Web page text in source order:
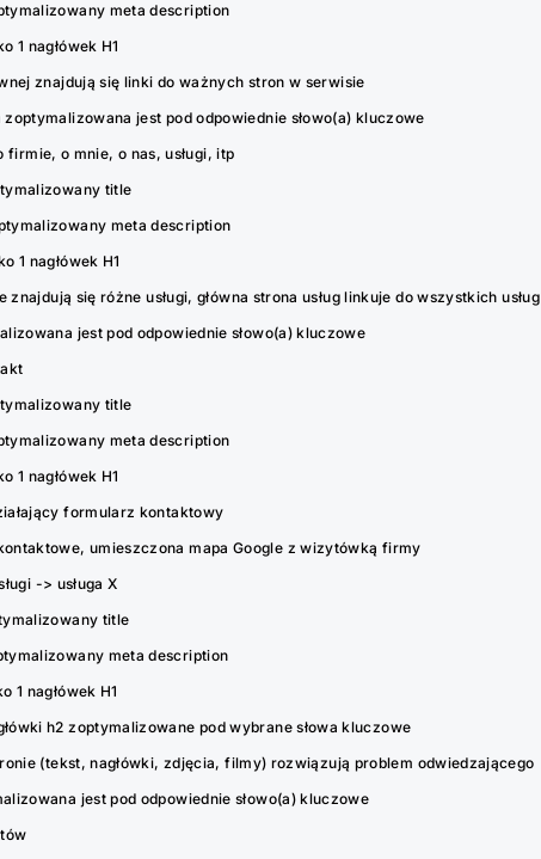
meta description
1 nagłówek H1
znajdują się linki do ważnych stron w serwisie
zoptymalizowana jest pod odpowiednie słowo(a) kluczowe
o mnie, o nas, usługi, itp
title
meta description
1 nagłówek H1
znajdują się różne usługi, główna strona usług linkuje do wszystkich usług
jest pod odpowiednie słowo(a) kluczowe
title
meta description
1 nagłówek H1
formularz kontaktowy
umieszczona mapa Google z wizytówką firmy
-> usługa X
title
meta description
1 nagłówek H1
h2 zoptymalizowane pod wybrane słowa kluczowe
(tekst, nagłówki, zdjęcia, filmy) rozwiązują problem odwiedzającego
jest pod odpowiednie słowo(a) kluczowe